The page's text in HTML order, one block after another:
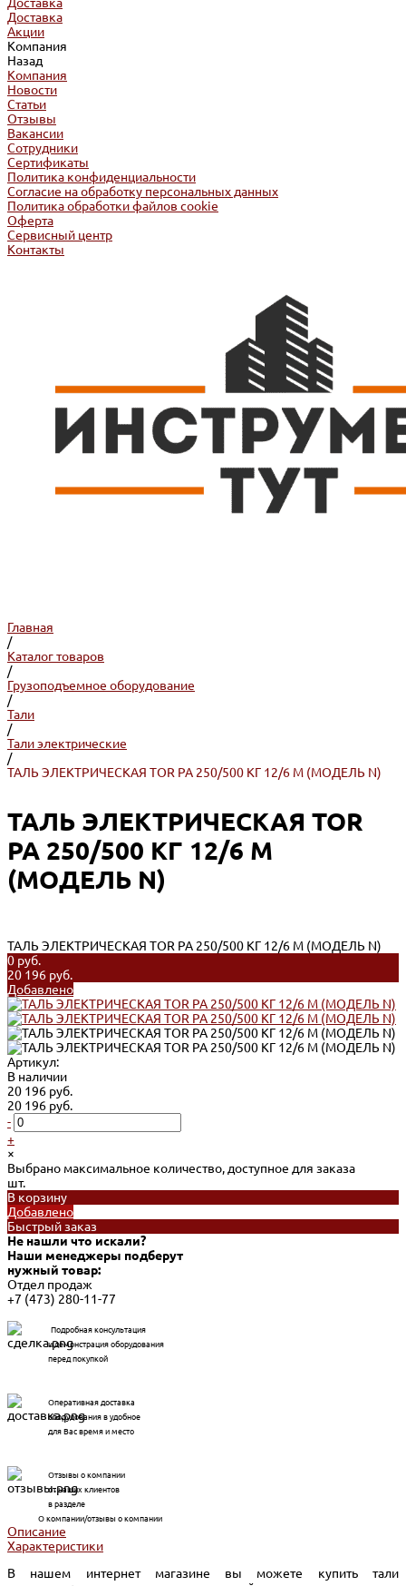
Доставка
Акции
Компания
Назад
Компания
Новости
Статьи
Отзывы
Вакансии
Сотрудники
Сертификаты
Политика конфиденциальности
Согласие на обработку персональных данных
Политика обработки файлов cookie
Оферта
Сервисный центр
Контакты
Главная
/
Каталог товаров
/
Грузоподъемное оборудование
/
Тали
/
Тали электрические
/
ТАЛЬ ЭЛЕКТРИЧЕСКАЯ TOR PA 250/500 КГ 12/6 М (МОДЕЛЬ N)
ТАЛЬ ЭЛЕКТРИЧЕСКАЯ TOR
PA 250/500 КГ 12/6 М
(МОДЕЛЬ N)
ТАЛЬ ЭЛЕКТРИЧЕСКАЯ TOR PA 250/500 КГ 12/6 М (МОДЕЛЬ N)
0 руб.
20 196 руб.
Добавлено
Артикул:
В наличии
20 196 руб.
20 196 руб.
-
+
×
Выбрано максимальное количество, доступное для заказа
шт.
В корзину
Добавлено
Быстрый заказ
Не нашли что искали?
Наши менеджеры подберут
нужный товар:
Отдел продаж
+7 (473) 280-11-77
Подробная консультация
и демонстрация оборудования
перед покупкой
Оперативная доставка
оборудования в удобное
для Вас время и место
Отзывы о компании
от наших клиентов
в разделе
О компании/отзывы о компании
Описание
Характеристики
В нашем интернет магазине вы можете купить тали